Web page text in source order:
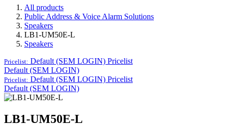
All products
Public Address & Voice Alarm Solutions
Speakers
LB1-UM50E-L
Speakers
Pricelist: Default (SEM LOGIN) Pricelist
Default (SEM LOGIN)
Pricelist: Default (SEM LOGIN) Pricelist
Default (SEM LOGIN)
LB1-UM50E-L